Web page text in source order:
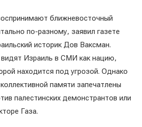
ближневосточный
по-разному, заявил газете
историк Дов Ваксман.
Израиль в СМИ как нацию,
находится под угрозой. Однако
памяти запечатлены
палестинских демонстрантов или
Газа.